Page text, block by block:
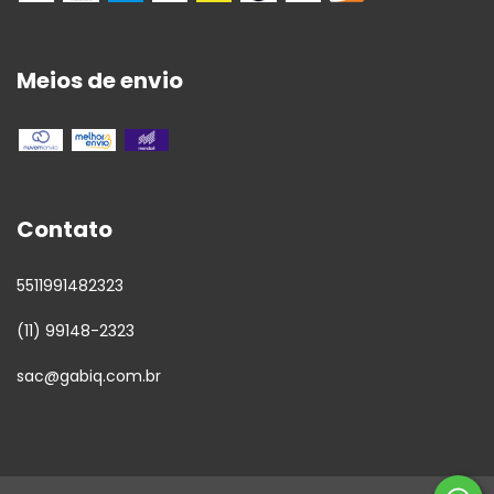
Meios de envio
Contato
5511991482323
(11) 99148-2323
sac@gabiq.com.br